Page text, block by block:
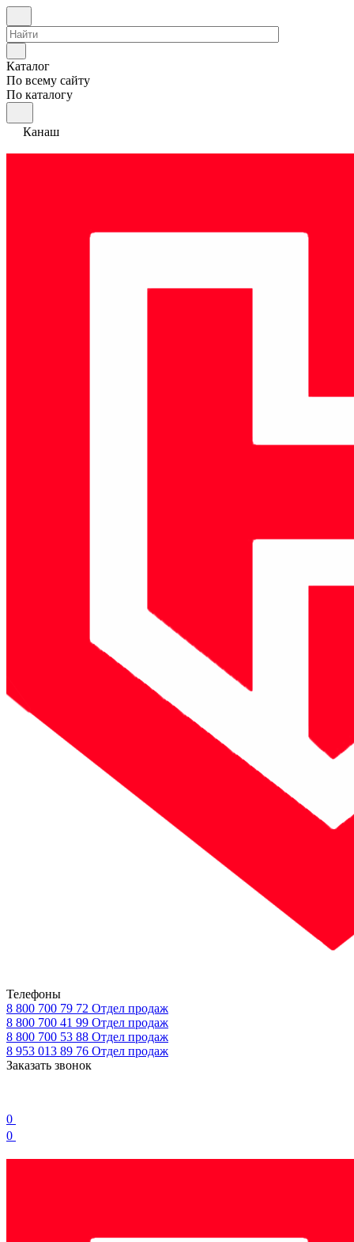
Каталог
По всему сайту
По каталогу
Канаш
Телефоны
8 800 700 79 72 Отдел продаж
8 800 700 41 99 Отдел продаж
8 800 700 53 88 Отдел продаж
8 953 013 89 76 Отдел продаж
Заказать звонок
0
0